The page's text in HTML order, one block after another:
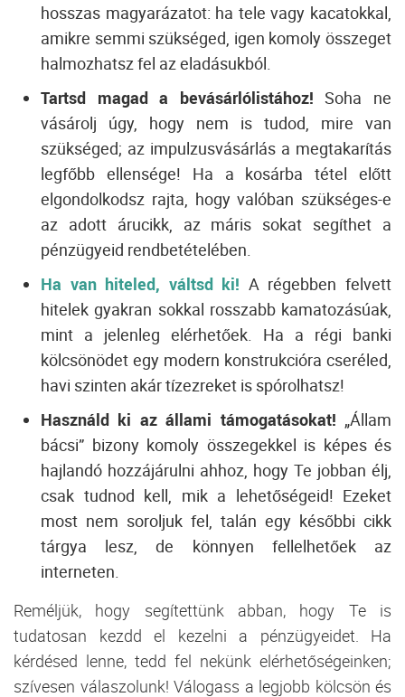
hosszas magyarázatot: ha tele vagy kacatokkal,
amikre semmi szükséged, igen komoly összeget
halmozhatsz fel az eladásukból.
Tartsd magad a bevásárlólistához! Soha ne
vásárolj úgy, hogy nem is tudod, mire van
szükséged; az impulzusvásárlás a megtakarítás
legfőbb ellensége! Ha a kosárba tétel előtt
elgondolkodsz rajta, hogy valóban szükséges-e
az adott árucikk, az máris sokat segíthet a
pénzügyeid rendbetételében.
Ha van hiteled, váltsd ki! A régebben felvett
hitelek gyakran sokkal rosszabb kamatozásúak,
mint a jelenleg elérhetőek. Ha a régi banki
kölcsönödet egy modern konstrukcióra cseréled,
havi szinten akár tízezreket is spórolhatsz!
Használd ki az állami támogatásokat! „Állam
bácsi” bizony komoly összegekkel is képes és
hajlandó hozzájárulni ahhoz, hogy Te jobban élj,
csak tudnod kell, mik a lehetőségeid! Ezeket
most nem soroljuk fel, talán egy későbbi cikk
tárgya lesz, de könnyen fellelhetőek az
interneten.
Reméljük, hogy segítettünk abban, hogy Te is
tudatosan kezdd el kezelni a pénzügyeidet. Ha
kérdésed lenne, tedd fel nekünk elérhetőségeinken;
szívesen válaszolunk! Válogass a legjobb kölcsön és